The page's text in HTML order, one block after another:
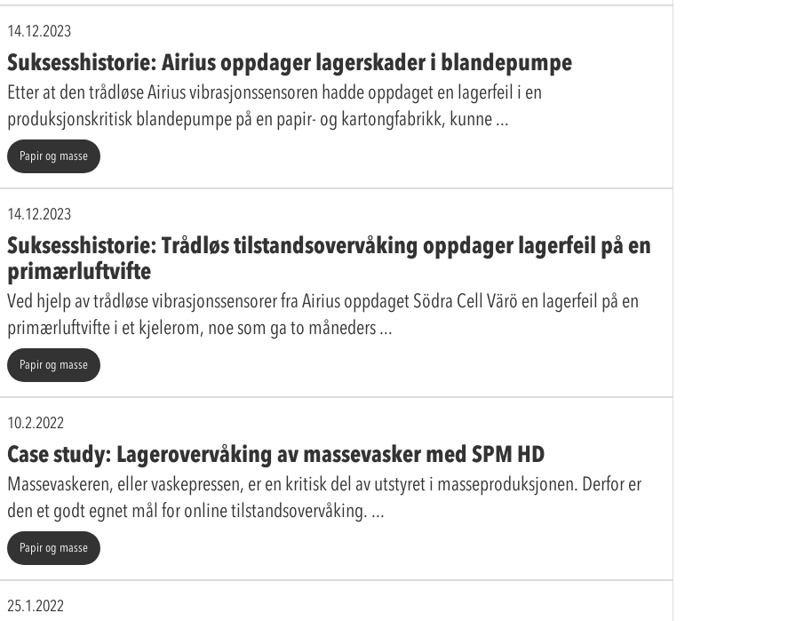
14.12.2023
Suksesshistorie: Airius oppdager lagerskader i blandepumpe
Etter at den trådløse Airius vibrasjonssensoren hadde oppdaget en lagerfeil i en
produksjonskritisk blandepumpe på en papir- og kartongfabrikk, kunne
Papir og masse
14.12.2023
Suksesshistorie: Trådløs tilstandsovervåking oppdager lagerfeil på en
primærluftvifte
Ved hjelp av trådløse vibrasjonssensorer fra Airius oppdaget Södra Cell Värö en lagerfeil på en
primærluftvifte i et kjelerom, noe som ga to måneders
Papir og masse
10.2.2022
Case study: Lagerovervåking av massevasker med SPM HD
Massevaskeren, eller vaskepressen, er en kritisk del av utstyret i masseproduksjonen. Derfor er
den et godt egnet mål for online tilstandsovervåking.
Papir og masse
25.1.2022